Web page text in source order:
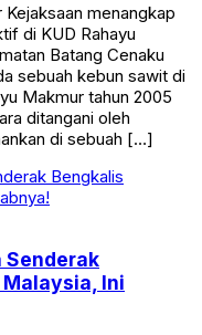
menangkap
di KUD Rahayu
Batang Cenaku
sebuah kebun sawit di
Makmur tahun 2005
ditangani oleh
di sebuah […]
Senderak
Malaysia, Ini